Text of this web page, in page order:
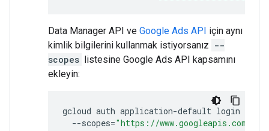
Data Manager API ve Google Ads API için aynı
kimlik bilgilerini kullanmak istiyorsanız --
scopes listesine Google Ads API kapsamını
ekleyin:
gcloud auth application-default login
--scopes="https://www.googleapis.com/